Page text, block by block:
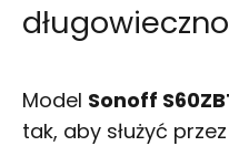
Model Sonoff
tak, aby służyć